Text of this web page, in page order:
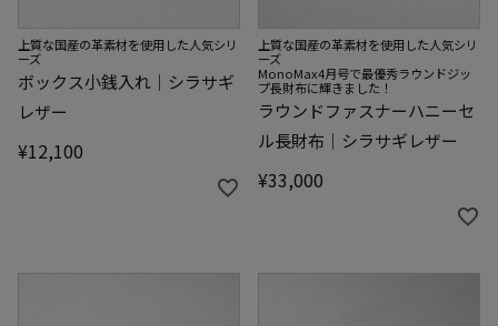
上質な国産の革素材を使用した人気シリ
ーズ
ボックス小銭入れ｜シラサギ
レザー
¥12,100
上質な国産の革素材を使用した人気シリ
ーズ
MonoMax4月号で最優秀ラウンドジッ
プ長財布に輝きました！
ラウンドファスナーハニーセ
ル長財布｜シラサギレザー
¥33,000